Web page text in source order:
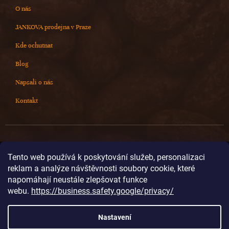
Tento web používá k poskytování služeb, personalizaci
reklam a analýze návštěvnosti soubory cookie, které
napomáhají neustále zlepšovat funkce
webu. https://business.safety.google/privacy/
Nastavení
O nás
JANKOVA prodejna v Praze
Kde ochutnat
Blog
Napsali o nás
Kontakt
info@cokoladovnajanek.cz
+420 778 716 678